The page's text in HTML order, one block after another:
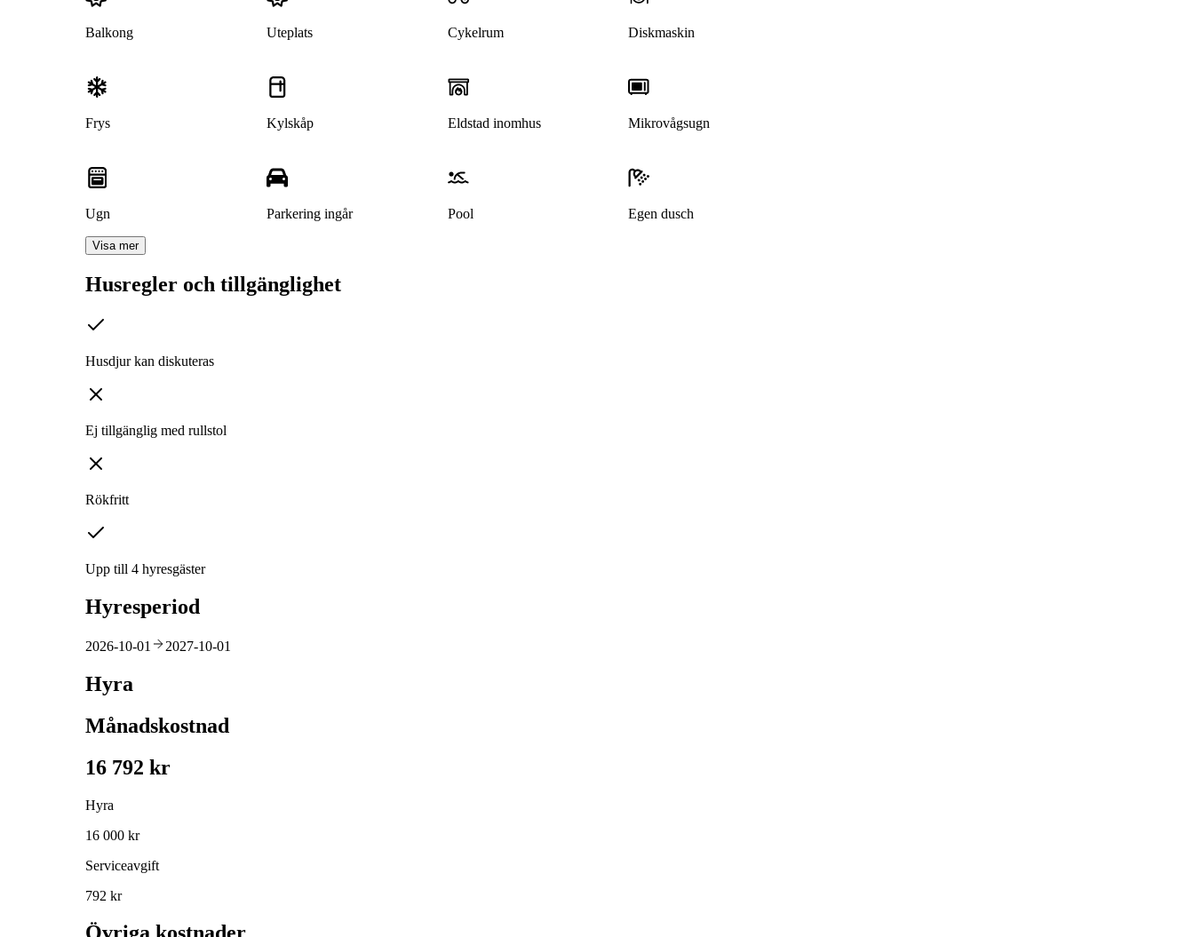
Balkong Uteplats Cykelrum Diskmaskin
Frys Kylskåp Eldstad inomhus Mikrovågsugn
Ugn Parkering ingår Pool Egen dusch
Visa mer
Husregler och tillgänglighet
Husdjur kan diskuteras
Ej tillgänglig med rullstol
Rökfritt
Upp till 4 hyresgäster
Hyresperiod
2026-10-01 2027-10-01
Hyra
Månadskostnad
16 792 kr
Hyra
16 000 kr
Serviceavgift
792 kr